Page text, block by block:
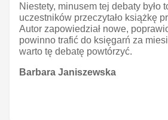
Niestety, minusem tej debaty było
uczestników przeczytało książkę
Autor zapowiedział nowe,
powinno trafić do księgarń za
warto tę debatę powtórzyć.
Barbara Janiszewska